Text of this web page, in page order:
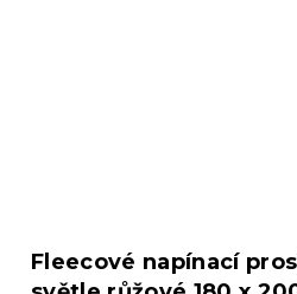
Fleecové napínací